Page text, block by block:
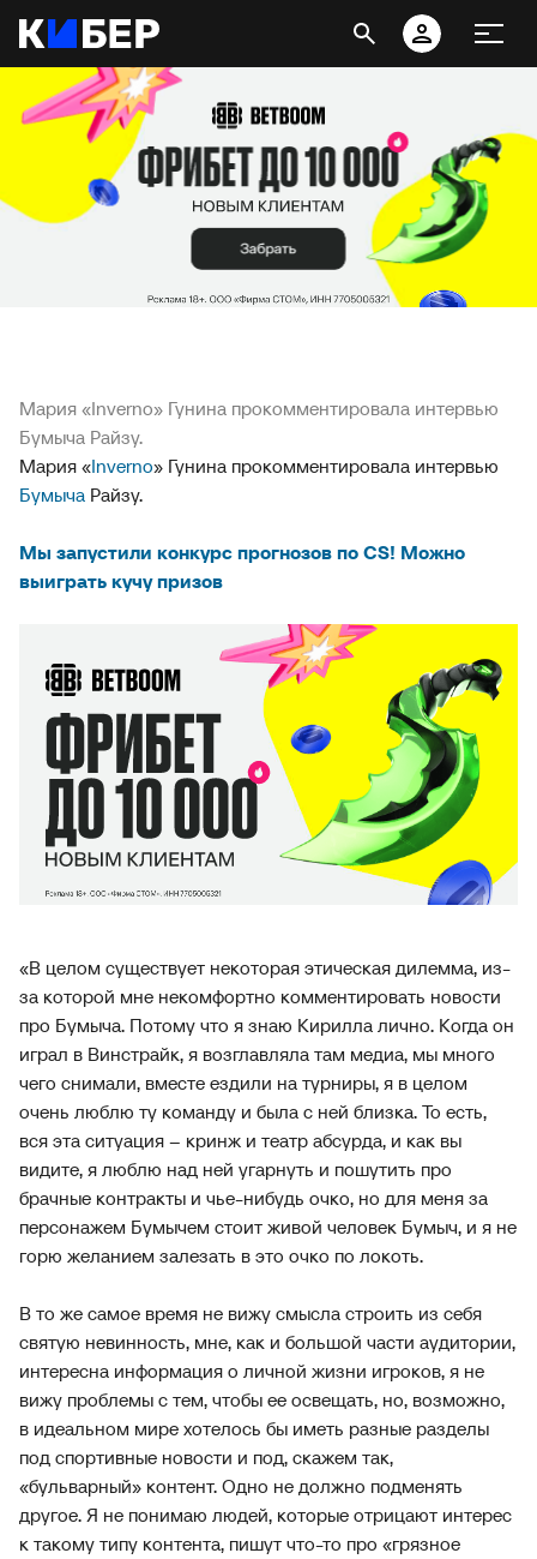
Мария «Inverno» Гунина прокомментировала интервью
Бумыча Райзу.
Мария «Inverno» Гунина прокомментировала интервью
Бумыча Райзу.
Мы запустили конкурс прогнозов по CS! Можно
выиграть кучу призов
«В целом существует некоторая этическая дилемма, из-
за которой мне некомфортно комментировать новости
про Бумыча. Потому что я знаю Кирилла лично. Когда он
играл в Винстрайк, я возглавляла там медиа, мы много
чего снимали, вместе ездили на турниры, я в целом
очень люблю ту команду и была с ней близка. То есть,
вся эта ситуация – кринж и театр абсурда, и как вы
видите, я люблю над ней угарнуть и пошутить про
брачные контракты и чье-нибудь очко, но для меня за
персонажем Бумычем стоит живой человек Бумыч, и я не
горю желанием залезать в это очко по локоть.
В то же самое время не вижу смысла строить из себя
святую невинность, мне, как и большой части аудитории,
интересна информация о личной жизни игроков, я не
вижу проблемы с тем, чтобы ее освещать, но, возможно,
в идеальном мире хотелось бы иметь разные разделы
под спортивные новости и под, скажем так,
«бульварный» контент. Одно не должно подменять
другое. Я не понимаю людей, которые отрицают интерес
к такому типу контента, пишут что-то про «грязное